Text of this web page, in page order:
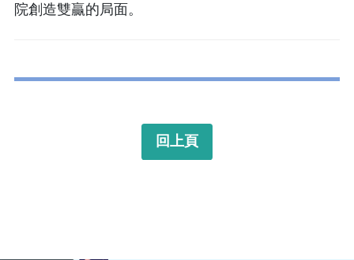
院創造雙贏的局面。
回上頁